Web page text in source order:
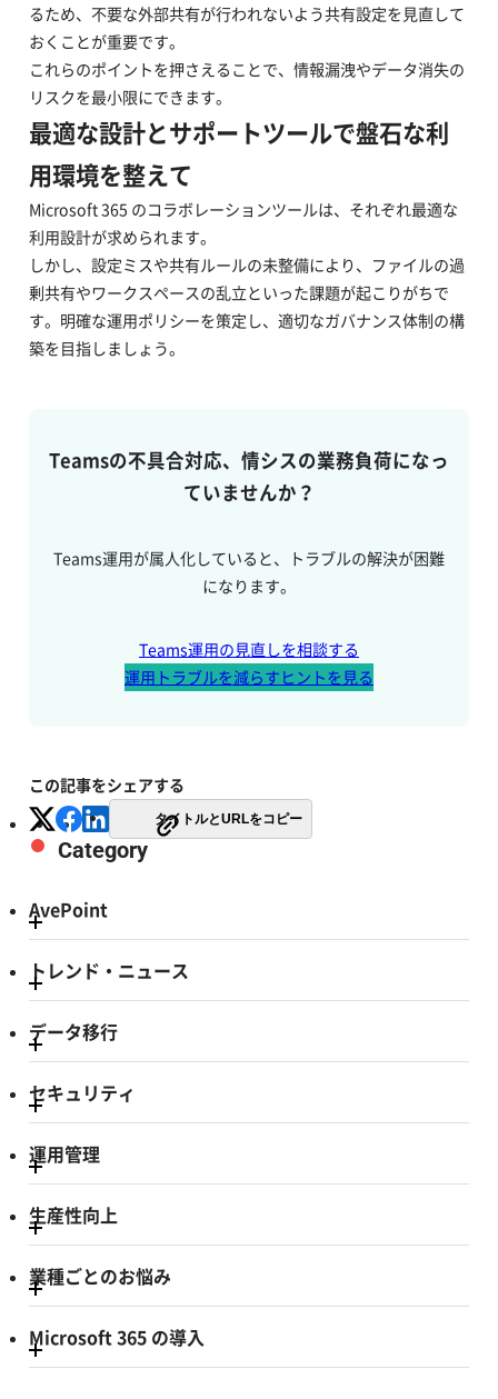
るため、不要な外部共有が行われないよう共有設定を見直して
おくことが重要です。
これらのポイントを押さえることで、情報漏洩やデータ消失の
リスクを最小限にできます。
最適な設計とサポートツールで盤石な利
用環境を整えて
Microsoft 365 のコラボレーションツールは、それぞれ最適な
利用設計が求められます。
しかし、設定ミスや共有ルールの未整備により、ファイルの過
剰共有やワークスペースの乱立といった課題が起こりがちで
す。明確な運用ポリシーを策定し、適切なガバナンス体制の構
築を目指しましょう。
Teamsの不具合対応、情シスの業務負荷になっ
ていませんか？
Teams運用が属人化していると、トラブルの解決が困難
になります。
Teams運用の見直しを相談する
運用トラブルを減らすヒントを見る
この記事をシェアする
タイトルとURLをコピー
Category
AvePoint
トレンド・ニュース
データ移行
セキュリティ
運用管理
生産性向上
業種ごとのお悩み
Microsoft 365 の導入